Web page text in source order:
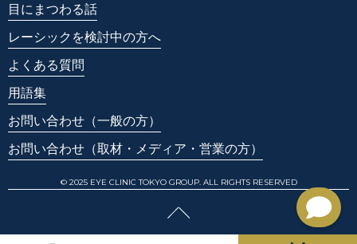
目にまつわる話
レーシックを検討中の方へ
よくある質問
用語集
お問い合わせ （一般の方）
お問い合わせ （取材・メディア・営業の方）
© 2025 EYE CLINIC TOKYO GROUP. ALL RIGHTS RESERVED